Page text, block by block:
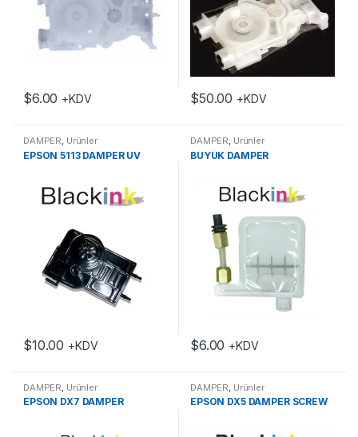
$6.00 +KDV $50.00 +KDV
DAMPER, Ürünler
EPSON 5113 DAMPER UV
$10.00 +KDV
DAMPER, Ürünler
BÜYÜK DAMPER
$6.00 +KDV
DAMPER Ürünler
EPSON DX7 DAMPER
DAMPER Ürünler
EPSON DX5 DAMPER SCREW